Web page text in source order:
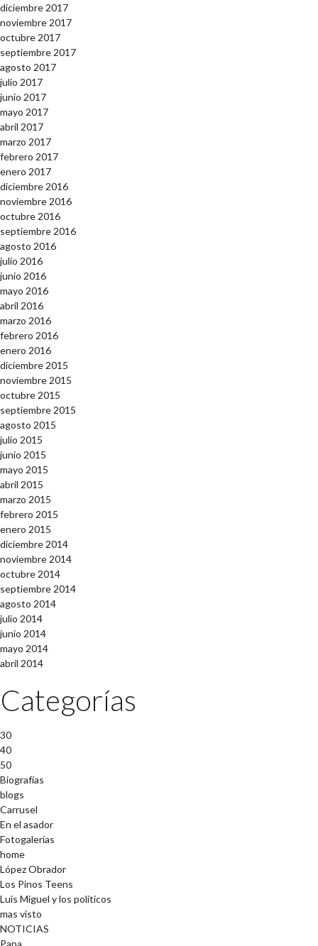
diciembre 2017
noviembre 2017
octubre 2017
septiembre 2017
agosto 2017
julio 2017
junio 2017
mayo 2017
abril 2017
marzo 2017
febrero 2017
enero 2017
diciembre 2016
noviembre 2016
octubre 2016
septiembre 2016
agosto 2016
julio 2016
junio 2016
mayo 2016
abril 2016
marzo 2016
febrero 2016
enero 2016
diciembre 2015
noviembre 2015
octubre 2015
septiembre 2015
agosto 2015
julio 2015
junio 2015
mayo 2015
abril 2015
marzo 2015
febrero 2015
enero 2015
diciembre 2014
noviembre 2014
octubre 2014
septiembre 2014
agosto 2014
julio 2014
junio 2014
mayo 2014
abril 2014
Categorías
30
40
50
Biografías
blogs
Carrusel
En el asador
Fotogalerías
home
López Obrador
Los Pinos Teens
Luis Miguel y los políticos
mas visto
NOTICIAS